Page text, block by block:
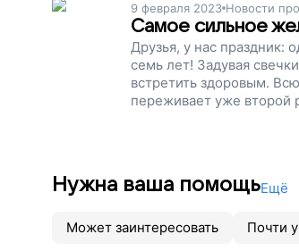
Поможем сильному
9 февраля 2023 Новости
Самое сильное
Друзья, у нас праздник:
семь лет! Задувая
встретить здоровым.
переживает уже второй
Нужна ваша помощьЕщё
Может заинтересовать Почти